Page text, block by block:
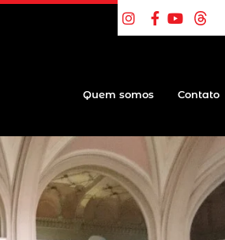
Quem somos Contato